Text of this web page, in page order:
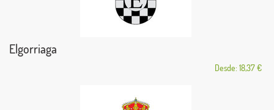
Elgorriaga
Desde: 18,37 €